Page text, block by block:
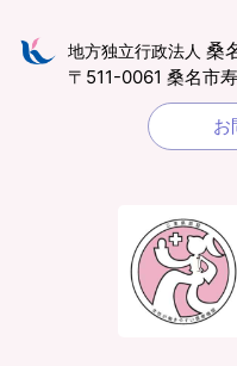
地方独立行政法人 桑
〒511-0061 桑名市
お